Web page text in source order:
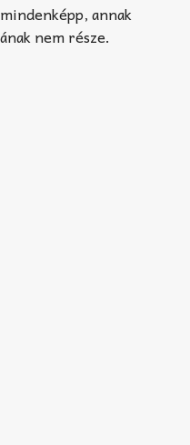
annak
nem része.